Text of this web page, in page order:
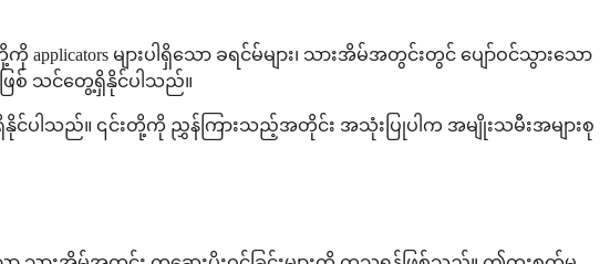
များပါရှိသော ခရင်မ်များ၊ သားအိမ်အတွင်းတွင် ပျော်ဝင်သွားသော
ဖြစ် သင်တွေ့ရှိနိုင်ပါသည်။
ါသည်။ ၎င်းတို့ကို ညွှန်ကြားသည့်အတိုင်း အသုံးပြုပါက အမျိုးသမီးအများစု